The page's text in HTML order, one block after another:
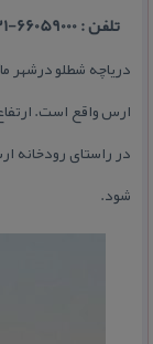
تلفن : 66059000-021
دریاچه شطلو درشهر
در راستای رودخانه
شود.